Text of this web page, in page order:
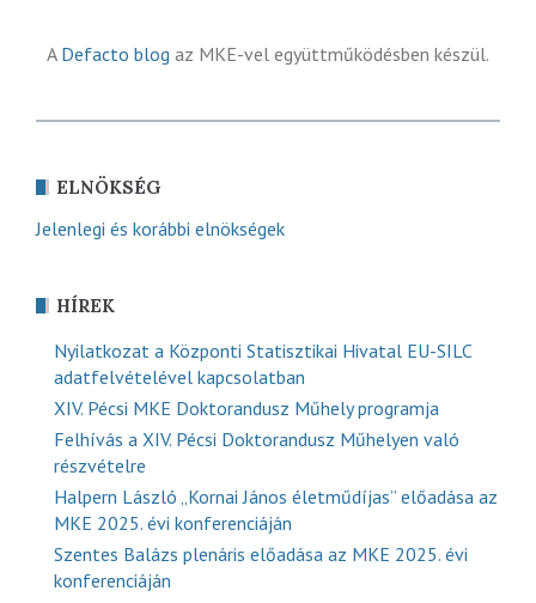
A Defacto blog az MKE-vel együttműködésben készül.
ELNÖKSÉG
Jelenlegi és korábbi elnökségek
HÍREK
Nyilatkozat a Központi Statisztikai Hivatal EU-SILC
adatfelvételével kapcsolatban
XIV. Pécsi MKE Doktorandusz Műhely programja
Felhívás a XIV. Pécsi Doktorandusz Műhelyen való
részvételre
Halpern László „Kornai János életműdíjas” előadása az
MKE 2025. évi konferenciáján
Szentes Balázs plenáris előadása az MKE 2025. évi
konferenciáján